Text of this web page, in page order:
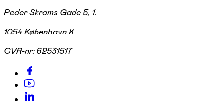
Peder Skrams Gade 5, 1.
1054 København K
CVR-nr: 62531517